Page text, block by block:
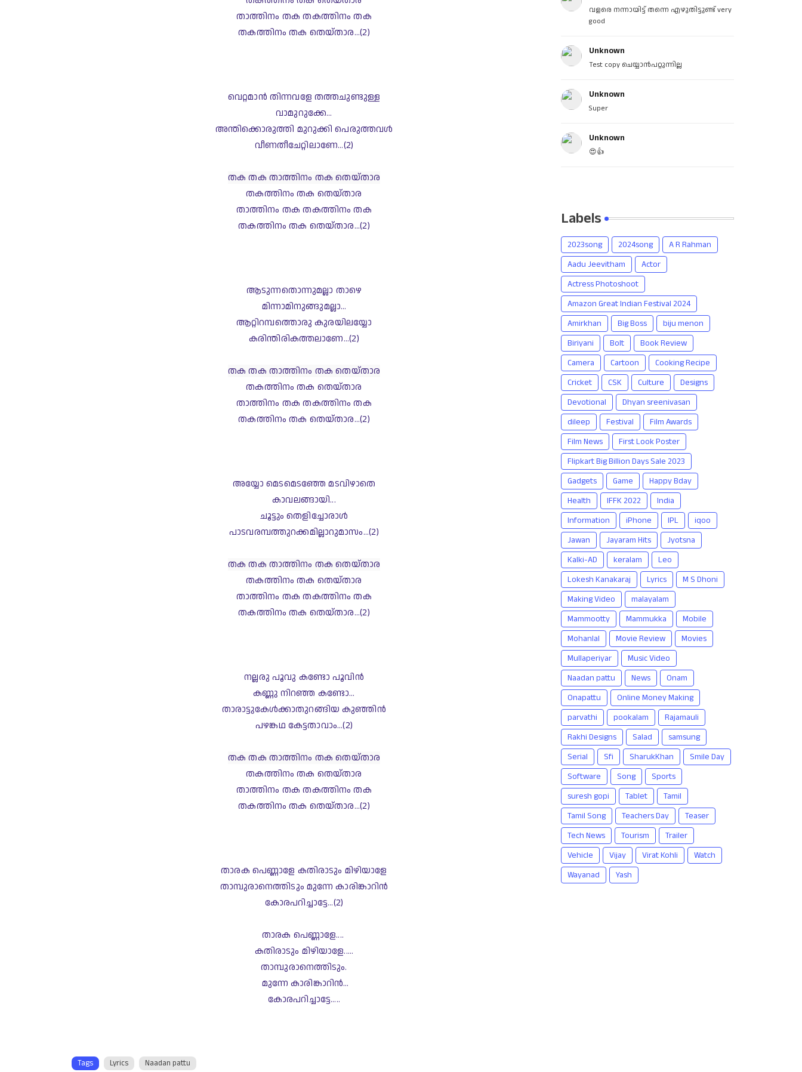
താത്തിനം തക തകത്തിനം തക
തകത്തിനം തക തെയ്താര...(2)
വെറ്റമാന്‍ തിന്നവളേ തത്തചുണ്ടുള്ള
വാമുറുക്കേ...
അന്തിക്കൊരുത്തി മുറുക്കി പെരുത്തവള്‍
വീണതീചേറ്റിലാണേ...(2)
തക തക താത്തിനം തക തെയ്താര
തകത്തിനം തക തെയ്താര
താത്തിനം തക തകത്തിനം തക
തകത്തിനം തക തെയ്താര...(2)
ആടുന്നതൊന്നുമല്ലാ താഴെ
മിന്നാമിനുങ്ങുമല്ലാ...
ആറ്റിറമ്പത്തൊരു കുരയിലയ്യോ
കരിന്തിരികത്തലാണേ...(2)
തക തക താത്തിനം തക തെയ്താര
തകത്തിനം തക തെയ്താര
താത്തിനം തക തകത്തിനം തക
തകത്തിനം തക തെയ്താര...(2)
അയ്യോ മെടമെടഞ്ഞേ മടവിഴാതെ
കാവലങ്ങായി...
ചൂട്ടും തെളിച്ചോരാള്‍
പാടവരമ്പത്തുറക്കമില്ലാറുമാസം...(2)
തക തക താത്തിനം തക തെയ്താര
തകത്തിനം തക തെയ്താര
താത്തിനം തക തകത്തിനം തക
തകത്തിനം തക തെയ്താര...(2)
നല്ലരു പൂവു കണ്ടോ പൂവിന്‍
കണ്ണു നിറഞ്ഞ കണ്ടോ...
താരാട്ടുകേള്‍ക്കാതുറങ്ങിയ കുഞ്ഞിന്‍
പഴങ്കഥ കേട്ടതാവാം...(2)
തക തക താത്തിനം തക തെയ്താര
തകത്തിനം തക തെയ്താര
താത്തിനം തക തകത്തിനം തക
തകത്തിനം തക തെയ്താര...(2)
താരക പെണ്ണാളേ കതിരാടും മിഴിയാളേ
താമ്പുരാനെത്തിടും മുന്നേ കാരിങ്കാറിന്‍
കോരപറിച്ചാട്ടേ...(2)
താരക പെണ്ണാളേ....
കതിരാടും മിഴിയാളേ.....
താമ്പുരാനെത്തിടും.
മുന്നേ കാരിങ്കാറിന്‍...
കോരപറിച്ചാട്ടേ.....
Tags Lyrics Naadan pattu
വളരെ നന്നായിട്ട് തന്നെ എഴുതിട്ടുണ്ട് very
good
Unknown
Test copy ചെയ്യാൻപറ്റുന്നില്ല
Unknown
Super
Unknown
😍👍
Labels
2023song 2024song
A R Rahman
Aadu Jeevitham
Actor
Actress Photoshoot
Amazon Great Indian Festival 2024
Amirkhan
Big Boss
biju menon
Biriyani
Bolt
Book Review
Camera
Cartoon
Cooking Recipe
Cricket
CSK Culture
Designs
Devotional
Dhyan sreenivasan
dileep
Festival
Film Awards
Film News
First Look Poster
Flipkart Big Billion Days Sale 2023
Gadgets
Game
Happy Bday
Health
IFFK 2022
India
Information
iPhone IPL
iqoo
Jawan
Jayaram Hits
Jyotsna
Kalki-AD
keralam
Leo
Lokesh Kanakaraj
Lyrics
M S Dhoni
Making Video
malayalam
Mammootty
Mammukka
Mobile
Mohanlal
Movie Review
Movies
Mullaperiyar
Music Video
Naadan pattu
News
Onam
Onapattu
Online Money Making
parvathi
pookalam
Rajamauli
Rakhi Designs
Salad
samsung
Serial
Sfi SharukKhan
Smile Day
Software
Song
Sports
suresh gopi
Tablet
Tamil
Tamil Song
Teachers Day
Teaser
Tech News
Tourism
Trailer
Vehicle
Vijay Virat Kohli
Watch
Wayanad
Yash